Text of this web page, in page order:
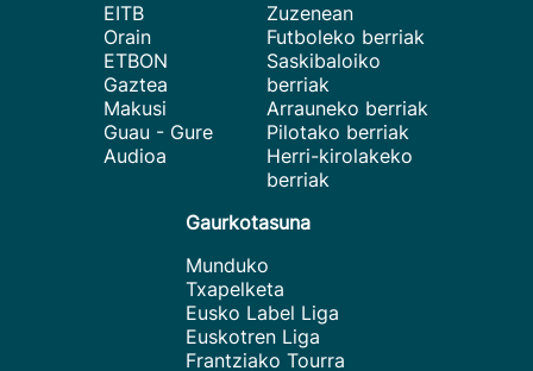
EITB
Orain
ETBON
Gaztea
Makusi
Guau - Gure
Audioa
Zuzenean
Futboleko berriak
Saskibaloiko
berriak
Arrauneko berriak
Pilotako berriak
Herri-kirolakeko
berriak
Gaurkotasuna
Munduko
Txapelketa
Eusko Label Liga
Euskotren Liga
Frantziako Tourra